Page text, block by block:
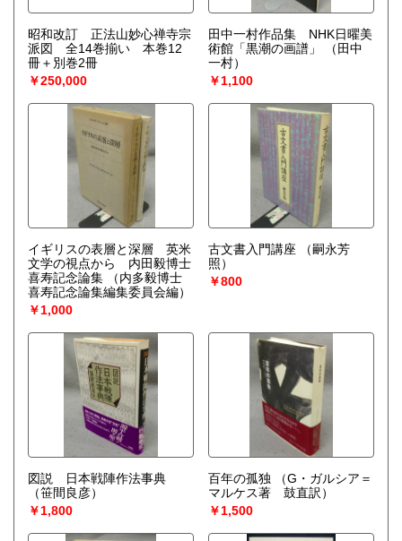
昭和改訂 正法山妙心禅寺宗
派図 全14巻揃い 本巻12
冊＋別巻2冊
￥250,000
田中一村作品集 NHK日曜美
術館「黒潮の画譜」
（田中
一村）
￥1,100
イギリスの表層と深層 英米
文学の視点から 内田毅博士
喜寿記念論集
（内多毅博士
喜寿記念論集編集委員会編）
￥1,000
古文書入門講座
（嗣永芳
照）
￥800
図説 日本戦陣作法事典
（笹間良彦）
￥1,800
百年の孤独
（G・ガルシア＝
マルケス著 鼓直訳）
￥1,500